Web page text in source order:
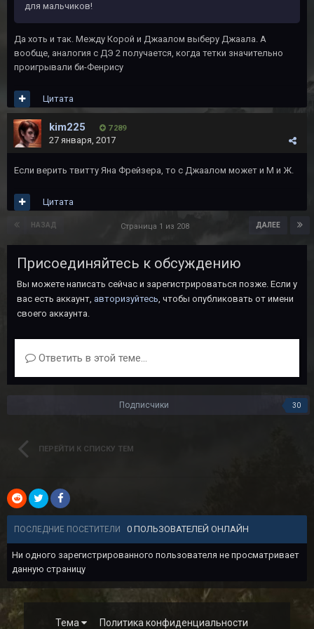
для мальчиков!
Да хоть и так. Между Корой и Джаалом выберу Джаала. А
вообще, аналогия с ДЭ 2 получается, когда тетки значительно
проигрывали би-Фенрису
Цитата
kim225 7 289
27 января, 2017
Если верить твитту Яна Фрейзера, то с Джаалом может и М и Ж.
Цитата
НАЗАД ДАЛЕЕ
Страница 1 из 208
Присоединяйтесь к обсуждению
Вы можете написать сейчас и зарегистрироваться позже. Если у
вас есть аккаунт, авторизуйтесь, чтобы опубликовать от имени
своего аккаунта.
Ответить в этой теме...
Подписчики 30
ПЕРЕЙТИ К СПИСКУ ТЕМ
ПОСЛЕДНИЕ ПОСЕТИТЕЛИ 0 ПОЛЬЗОВАТЕЛЕЙ ОНЛАЙН
Ни одного зарегистрированного пользователя не просматривает
данную страницу
Тема Политика конфиденциальности